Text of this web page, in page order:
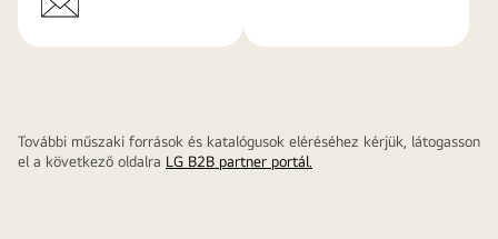
További műszaki források és katalógusok eléréséhez kérjük, látogasson
el a következő oldalra LG B2B partner portál.